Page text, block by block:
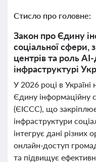
Стисло про головне:
Закон про Єдину
соціальної сфери,
центрів та роль
інфраструктурі
У 2026 році в
Єдину інформаційну
(ЄІССС), що
інфраструктури
інтегрує дані різних
онлайн-доступ
та підвищує